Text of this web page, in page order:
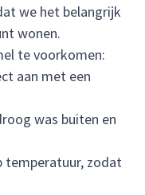
we het belangrijk
wonen.
te voorkomen:
aan met een
was buiten en
temperatuur, zodat